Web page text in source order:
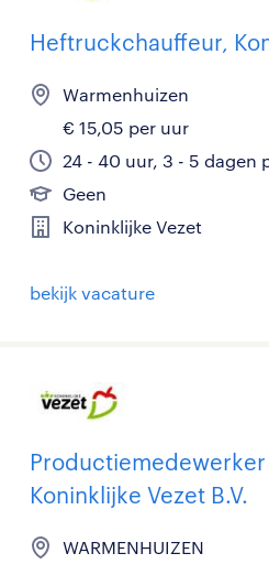
Heftruckchauffeur,
Warmenhuizen
€ 15,05 per uur
24 - 40 uur, 3 - 5 dagen
Geen
Koninklijke Vezet
bekijk vacature
Productiemedewerker
Koninklijke Vezet B.V.
WARMENHUIZEN